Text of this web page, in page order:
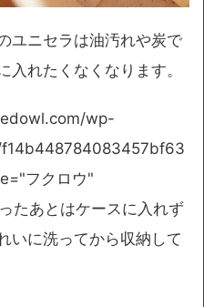
ユニセラは油汚れや炭で
入れたくなくなります。
wp-
フクロウ"
たあとはケースに入れず
いに洗ってから収納して